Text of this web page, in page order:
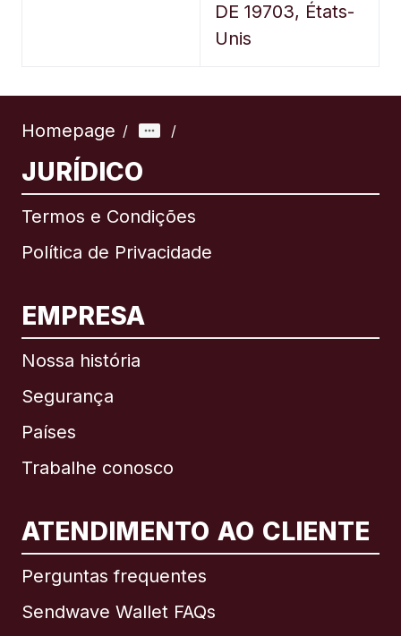
DE 19703, États-
Unis
Homepage / /
JURÍDICO
Termos e Condições
Política de Privacidade
EMPRESA
Nossa história
Segurança
Países
Trabalhe conosco
ATENDIMENTO AO CLIENTE
Perguntas frequentes
Sendwave Wallet FAQs
Internacional English